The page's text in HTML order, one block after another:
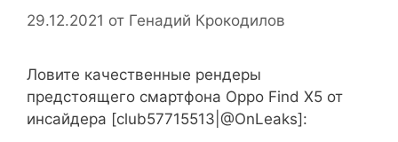
29.12.2021 от Генадий Крокодилов
Ловите качественные рендеры
предстоящего смартфона Oppo Find X5 от
инсайдера [club57715513|@OnLeaks]: